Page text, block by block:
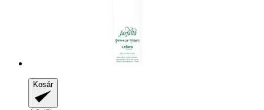
Kosár